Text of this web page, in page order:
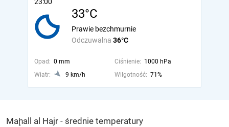
33°C
Odczuwalna 36°C
Prawie bezchmurnie
Opad: 0 mm Ciśnienie: 1000 hPa
Wiatr:
9 km/h Wilgotność: 71%
Maḩall al Hajr - średnie temperatury